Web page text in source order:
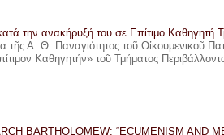
την ανακήρυξή του σε Επίτιμο Καθηγητή
τῆς Α. Θ. Παναγιότητος τοῦ Οἰκουμενικοῦ
Καθηγητήν» τοῦ Τμήματος
BARTHOLOMEW: “ECUMENISM AND